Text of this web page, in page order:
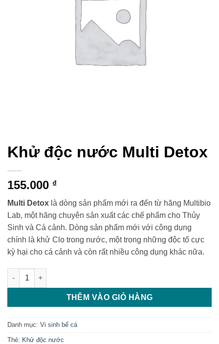
Khử độc nước Multi Detox
155.000 ₫
Multi Detox là dòng sản phẩm mới ra đến từ hãng Multibio
Lab, một hãng chuyên sản xuất các chế phẩm cho Thủy
Sinh và Cá cảnh. Dòng sản phẩm mới với công dụng
chính là khử Clo trong nước, một trong những độc tố cực
kỳ hại cho cá cảnh và còn rất nhiều công dụng khác nữa.
Khử độc nước Multi Detox số lượng
THÊM VÀO GIỎ HÀNG
Danh mục: Vi sinh bể cá
Thẻ: Khử độc nước